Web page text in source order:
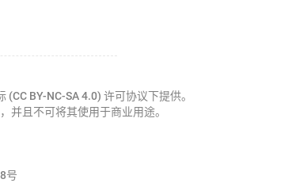
(CC BY-NC-SA 4.0) 许可协议下提供。
并且不可将其使用于商业用途。
号